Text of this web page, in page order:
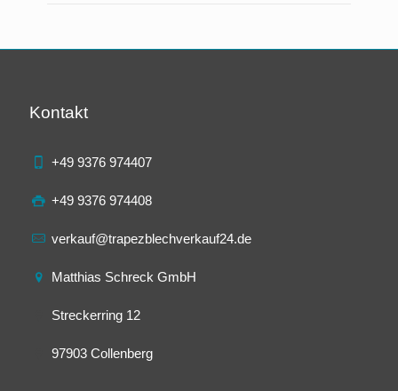
Kontakt
+49 9376 974407
+49 9376 974408
verkauf@trapezblechverkauf24.de
Matthias Schreck GmbH
Streckerring 12
97903 Collenberg